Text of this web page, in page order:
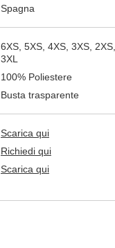
Spagna
6XS, 5XS, 4XS, 3XS,
3XL
100% Poliestere
Busta trasparente
Scarica qui
Richiedi qui
Scarica qui